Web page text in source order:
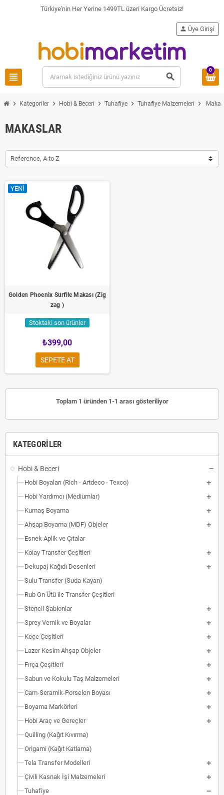
Türkiye'nin Her Yerine 1499TL üzeri Kargo Ücretsiz!
view_headline search
person Üye Girişi
0
chevron_right Kategoriler chevron_right Hobi & Beceri chevron_right Tuhafiye chevron_right Tuhafiye Malzemeleri chevron_right
KATEGORILER
Hobi & Beceri
Hobi Boyaları (Rich - Artdeco - Texco)
Hobi Yardımcı (Mediumlar)
Kumaş Boyama
Ahşap Boyama (MDF) Objeler
Esnek Aplik ve Çıtalar
Kolay Transfer Çeşitleri
Dekupaj Kağıdı Desenleri
Sulu Transfer (Suda Kayan)
Rub On Ütü ile Transfer Çeşitleri
Stencil Şablonlar
Sprey Vernik ve Boyalar
Keçe Çeşitleri
Lazer Kesim Ahşap Objeler
Fırça Çeşitleri
Sabun ve Kokulu Taş Malzemeleri
Cam-Seramik-Porselen Boyası
Boyama Markörleri
Hobi Araç ve Gereçler
Quilling (Kağıt Kıvırma)
Origami (Kağıt Katlama)
Tela Transfer Modelleri
Çivili Kasnak İşi Malzemeleri
Tuhafiye
MAKASLAR
Reference, A to Z
YENI
Golden Phoenix Sürfile Makası (Zig
zag )
Stoktaki son ürünler
₺399,00
SEPETE AT
Toplam 1 üründen 1-1 arası gösteriliyor